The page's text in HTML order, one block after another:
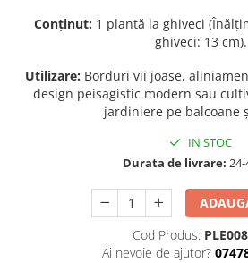
Conținut: 1 plantă la ghiveci
ghiveci: 13 cm).
Utilizare: Borduri vii joase,
design peisagistic modern sau
jardiniere pe balcoane
IN STOC
Durata de livrare:
Cod Produs:
Ai nevoie de ajutor?